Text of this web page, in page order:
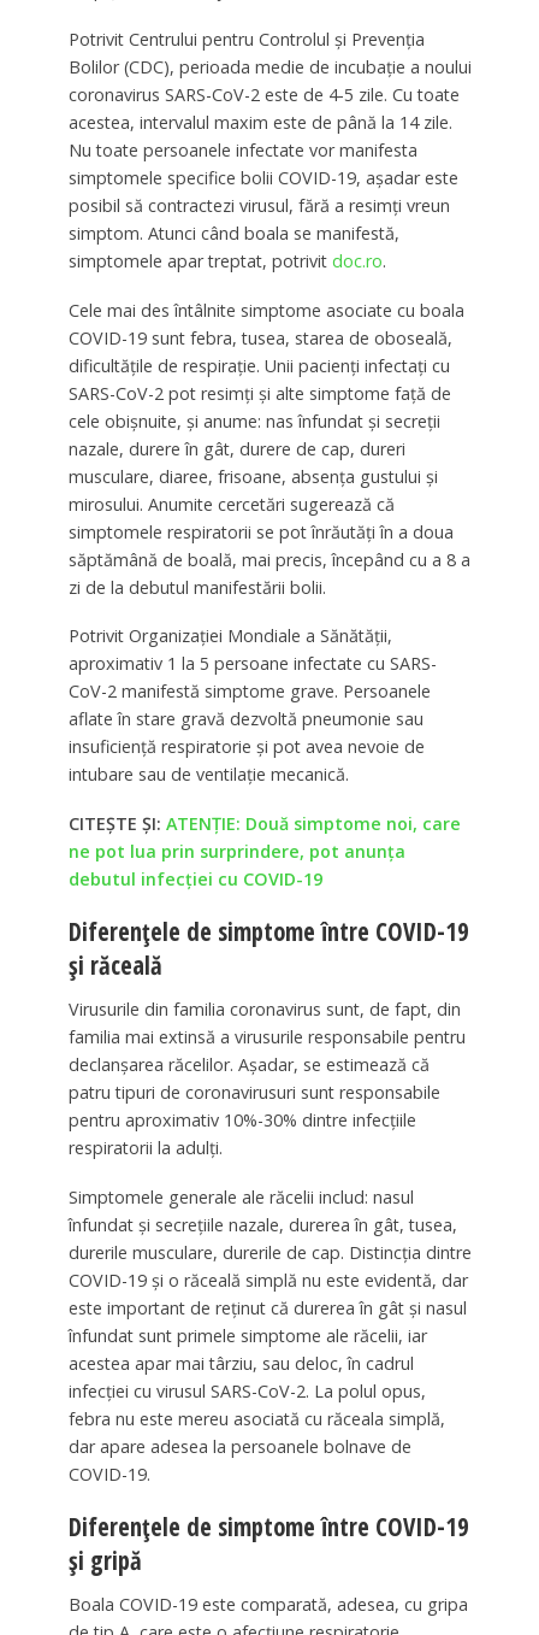
Potrivit Centrului pentru Controlul și Prevenția
Bolilor (CDC), perioada medie de incubație a noului
coronavirus SARS-CoV-2 este de 4-5 zile. Cu toate
acestea, intervalul maxim este de până la 14 zile.
Nu toate persoanele infectate vor manifesta
simptomele specifice bolii COVID-19, așadar este
posibil să contractezi virusul, fără a resimți vreun
simptom. Atunci când boala se manifestă,
simptomele apar treptat, potrivit doc.ro.
Cele mai des întâlnite simptome asociate cu boala
COVID-19 sunt febra, tusea, starea de oboseală,
dificultățile de respirație. Unii pacienți infectați cu
SARS-CoV-2 pot resimți și alte simptome față de
cele obișnuite, și anume: nas înfundat și secreții
nazale, durere în gât, durere de cap, dureri
musculare, diaree, frisoane, absența gustului și
mirosului. Anumite cercetări sugerează că
simptomele respiratorii se pot înrăutăți în a doua
săptămână de boală, mai precis, începând cu a 8 a
zi de la debutul manifestării bolii.
Potrivit Organizației Mondiale a Sănătății,
aproximativ 1 la 5 persoane infectate cu SARS-
CoV-2 manifestă simptome grave. Persoanele
aflate în stare gravă dezvoltă pneumonie sau
insuficiență respiratorie și pot avea nevoie de
intubare sau de ventilație mecanică.
CITEȘTE ȘI: ATENȚIE: Două simptome noi, care
ne pot lua prin surprindere, pot anunța
debutul infecției cu COVID-19
Diferențele de simptome între COVID-19
și răceală
Virusurile din familia coronavirus sunt, de fapt, din
familia mai extinsă a virusurile responsabile pentru
declanșarea răcelilor. Așadar, se estimează că
patru tipuri de coronavirusuri sunt responsabile
pentru aproximativ 10%-30% dintre infecțiile
respiratorii la adulți.
Simptomele generale ale răcelii includ: nasul
înfundat și secrețiile nazale, durerea în gât, tusea,
durerile musculare, durerile de cap. Distincția dintre
COVID-19 și o răceală simplă nu este evidentă, dar
este important de reținut că durerea în gât și nasul
înfundat sunt primele simptome ale răcelii, iar
acestea apar mai târziu, sau deloc, în cadrul
infecției cu virusul SARS-CoV-2. La polul opus,
febra nu este mereu asociată cu răceala simplă,
dar apare adesea la persoanele bolnave de
COVID-19.
Diferențele de simptome între COVID-19
și gripă
Boala COVID-19 este comparată, adesea, cu gripa